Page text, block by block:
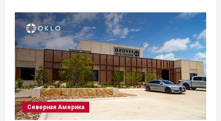
обеспечит
топливом
HALEU
малые
модульные
реакторы
X-
Energy
Северная Америка